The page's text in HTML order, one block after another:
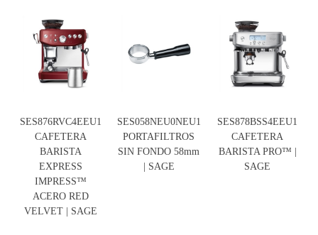
SES876RVC4EEU1
CAFETERA
BARISTA
EXPRESS
IMPRESS™
ACERO RED
VELVET | SAGE
SES058NEU0NEU1
PORTAFILTROS
SIN FONDO 58mm
| SAGE
SES878BSS4EEU1
CAFETERA
BARISTA PRO™ |
SAGE